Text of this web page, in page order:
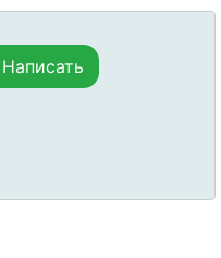
Написать